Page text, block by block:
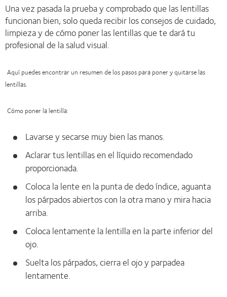
Una vez pasada la prueba y comprobado que las lentillas
funcionan bien, solo queda recibir los consejos de cuidado,
limpieza y de cómo poner las lentillas que te dará tu
profesional de la salud visual.
Aquí puedes encontrar un resumen de los pasos para poner y quitarse las
lentillas.
Cómo poner la lentilla:
Lavarse y secarse muy bien las manos.
Aclarar tus lentillas en el líquido recomendado
proporcionada.
Coloca la lente en la punta de dedo índice, aguanta
los párpados abiertos con la otra mano y mira hacia
arriba.
Coloca lentamente la lentilla en la parte inferior del
ojo.
Suelta los párpados, cierra el ojo y parpadea
lentamente.